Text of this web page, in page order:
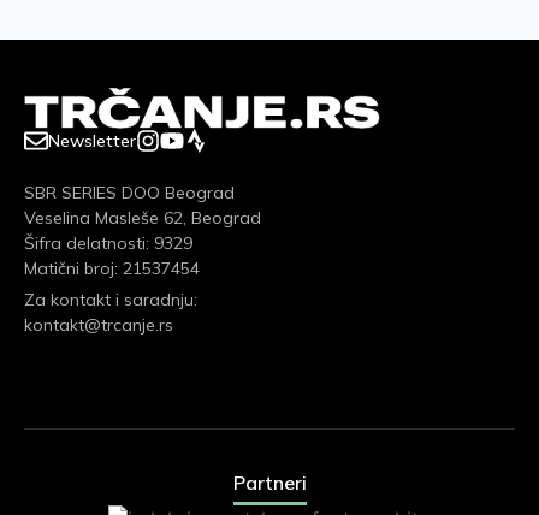
Newsletter
SBR SERIES DOO Beograd
Veselina Masleše 62, Beograd
Šifra delatnosti: 9329
Matični broj: 21537454
Za kontakt i saradnju:
kontakt@trcanje.rs
Partneri